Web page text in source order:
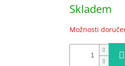
cena:
Skladem
Možnosti